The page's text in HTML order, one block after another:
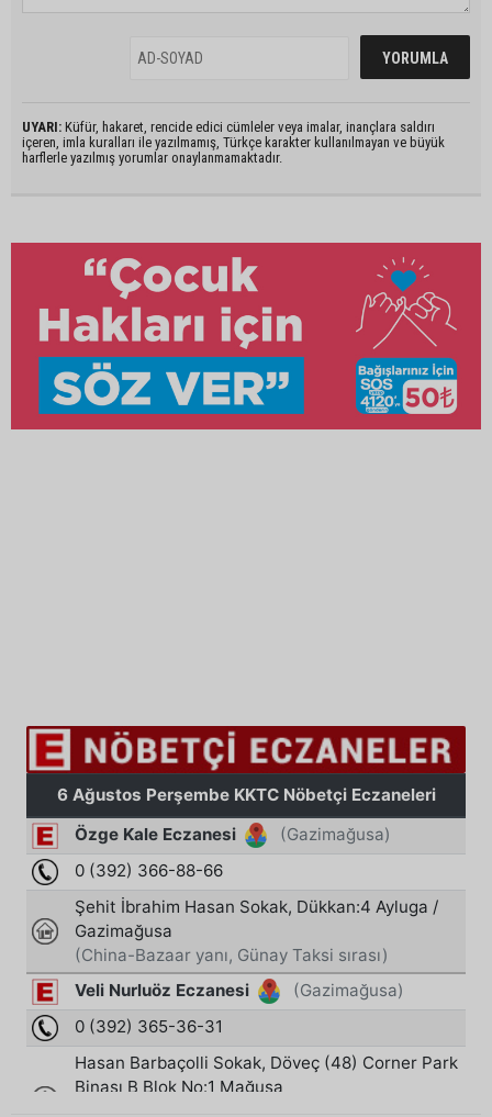
UYARI: Küfür, hakaret, rencide edici cümleler veya imalar, inançlara saldırı
içeren, imla kuralları ile yazılmamış, Türkçe karakter kullanılmayan ve büyük
harflerle yazılmış yorumlar onaylanmamaktadır.